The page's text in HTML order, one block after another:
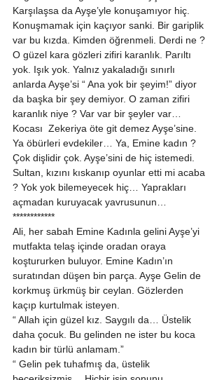
Karşılaşsa da Ayşe’yle konuşamıyor hiç.
Konuşmamak için kaçıyor sanki. Bir gariplik
var bu kızda. Kimden öğrenmeli. Derdi ne ?
O güzel kara gözleri zifiri karanlık. Parıltı
yok. Işık yok. Yalnız yakaladığı sınırlı
anlarda Ayşe’si “ Ana yok bir şeyim!” diyor
da başka bir şey demiyor. O zaman zifiri
karanlık niye ? Var var bir şeyler var…
Kocası  Zekeriya öte git demez Ayşe’sine.
Ya öbürleri evdekiler… Ya, Emine kadın ?
Çok dişlidir çok. Ayşe’sini de hiç istemedi.
Sultan, kızını kıskanıp oyunlar etti mi acaba
? Yok yok bilemeyecek hiç… Yaprakları
açmadan kuruyacak yavrusunun…
************
Ali, her sabah Emine Kadınla gelini Ayşe’yi
mutfakta telaş içinde oradan oraya
koştururken buluyor. Emine Kadın’ın
suratından düşen bin parça. Ayşe Gelin de
korkmuş ürkmüş bir ceylan. Gözlerden
kaçıp kurtulmak isteyen.
“ Allah için güzel kız. Saygılı da… Üstelik
daha çocuk. Bu gelinden ne ister bu koca
kadın bir türlü anlamam.”
“ Gelin pek tuhafmış da, üstelik